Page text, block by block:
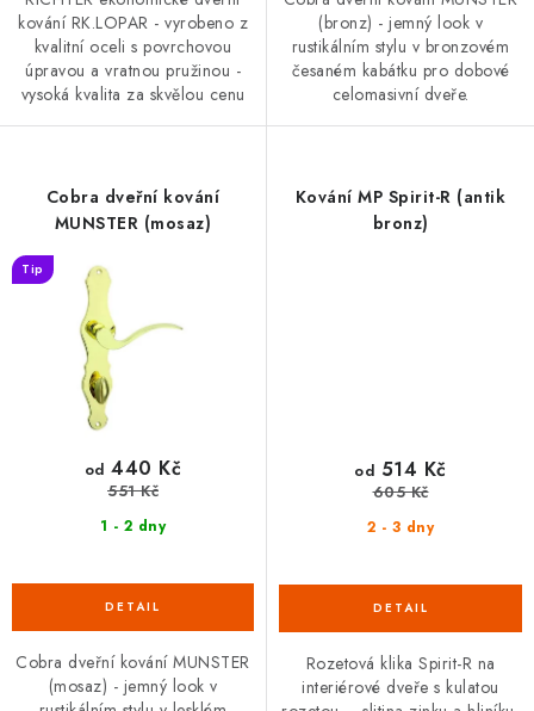
kování RK.LOPAR - vyrobeno z
kvalitní oceli s povrchovou
úpravou a vratnou pružinou -
vysoká kvalita za skvělou cenu
(bronz) - jemný look v
rustikálním stylu v bronzovém
česaném kabátku pro dobové
celomasivní dveře.
Cobra dveřní kování
MUNSTER (mosaz)
Tip
1 - 2 dny
od 440 Kč
551 Kč
Cobra dveřní kování MUNSTER
(mosaz) - jemný look v
Kování MP Spirit-R (antik
bronz)
2 - 3 dny
od 514 Kč
605 Kč
Rozetová klika Spirit-R na
interiérové dveře s kulatou